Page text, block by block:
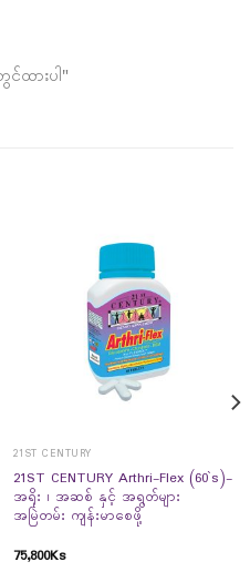
ထားပါ"
21ST CENTURY
21ST CENTURY Arthri-Flex (60`s)-
အရိုး ၊ အဆစ် နှင့် အရွတ်များ
အမြဲတမ်း ကျန်းမာစေဖို့
75,800Ks